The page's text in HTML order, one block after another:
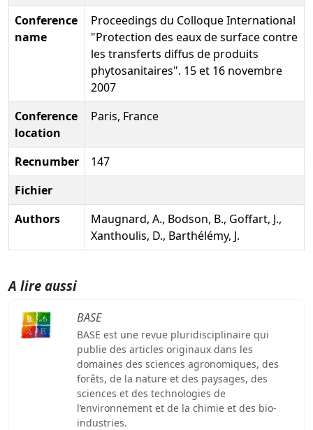
Conference
name
Proceedings du Colloque International
"Protection des eaux de surface contre
les transferts diffus de produits
phytosanitaires". 15 et 16 novembre
2007
Conference
location
Paris, France
Recnumber
147
Fichier
Authors
Maugnard, A., Bodson, B., Goffart, J.,
Xanthoulis, D., Barthélémy, J.
A lire aussi
BASE
BASE est une revue pluridisciplinaire qui
publie des articles originaux dans les
domaines des sciences agronomiques, des
forêts, de la nature et des paysages, des
sciences et des technologies de
l’environnement et de la chimie et des bio-
industries.